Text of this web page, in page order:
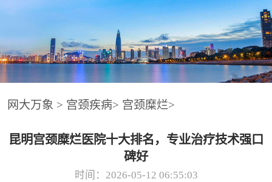
网大万象 > 宫颈疾病> 宫颈糜烂>
昆明宫颈糜烂医院十大排名，专业治疗技术强口
碑好
时间：2026-05-12 06:55:03